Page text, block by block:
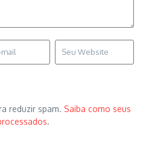
reduzir spam. Saiba como seus
.